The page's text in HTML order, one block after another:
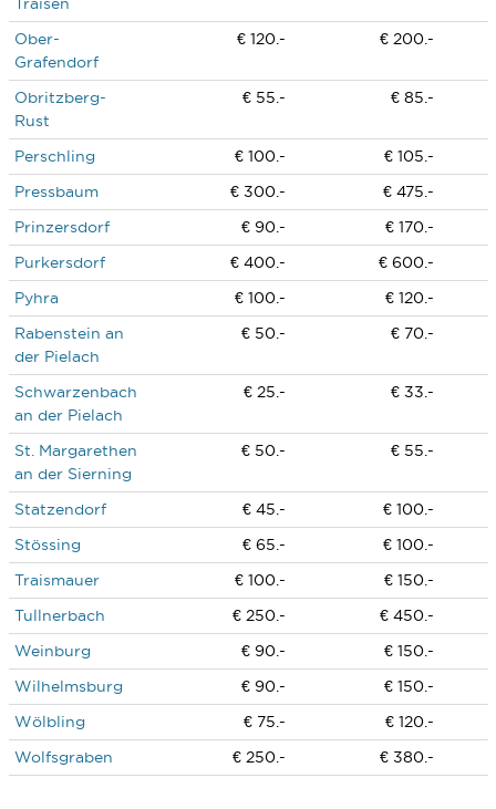
Ober-
Grafendorf
€ 120.- € 200.-
Obritzberg-
Rust
€ 55.- € 85.-
Perschling € 100.-
€ 105.-
Pressbaum
€ 300.-
€ 475.-
Prinzersdorf
€ 90.-
€ 170.-
Purkersdorf
€ 400.-
€ 600.-
Pyhra
€ 100.-
€ 120.-
Rabenstein an
der Pielach
€ 50.- € 70.-
Schwarzenbach
an der Pielach
€ 25.- € 33.-
St. Margarethen
an der Sierning
€ 50.- € 55.-
Statzendorf € 45.-
€ 100.-
Stössing
€ 65.-
€ 100.-
Traismauer
€ 100.-
€ 150.-
Tullnerbach
€ 250.-
€ 450.-
Weinburg
€ 90.-
€ 150.-
Wilhelmsburg
€ 90.-
€ 150.-
Wölbling
€ 75.-
€ 120.-
Wolfsgraben
€ 250.- € 380.-